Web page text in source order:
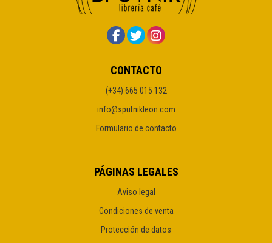
CONTACTO
(+34) 665 015 132
info@sputnikleon.com
Formulario de contacto
PÁGINAS LEGALES
Aviso legal
Condiciones de venta
Protección de datos